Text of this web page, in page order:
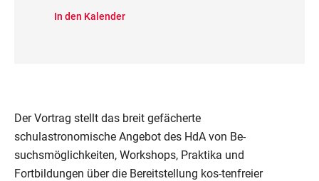
In den Kalender
Der Vortrag stellt das breit gefächerte
schulastronomische Angebot des HdA von Be-
suchsmöglichkeiten, Workshops, Praktika und
Fortbildungen über die Bereitstellung kos-tenfreier